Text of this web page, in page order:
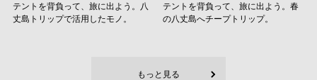
テントを背負って、旅に出よう。八
丈島トリップで活用したモノ。
テントを背負って、旅に出よう。春
の八丈島へチープトリップ。
もっと見る